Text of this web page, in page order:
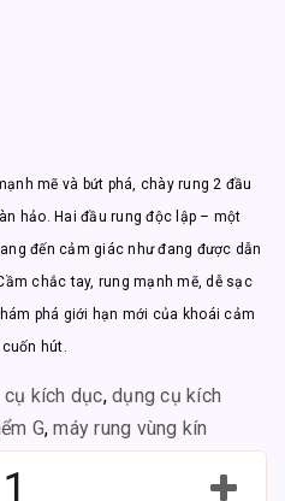
mẽ và bứt phá, chày rung 2 đầu
hảo. Hai đầu rung độc lập – một
đến cảm giác như đang được dẫn
chắc tay, rung mạnh mẽ, dễ sạc
phá giới hạn mới của khoái cảm
hút.
cụ kích dục, dụng cụ kích
G,máy rung vùng kín